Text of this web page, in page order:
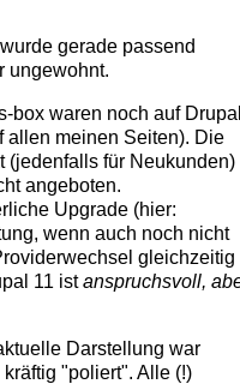
gerade passend
ungewohnt.
box waren noch auf
allen meinen Seiten). Die
(jedenfalls für Neukunden)
angeboten.
Upgrade (hier:
wenn auch noch nicht
gleichzeitig
11 istanspruchsvoll,
Darstellung war
"poliert". Alle (!)